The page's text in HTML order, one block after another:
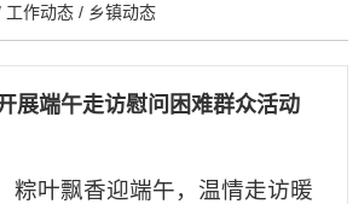
工作动态 / 乡镇动态
展端午走访慰问困难群众活动
粽叶飘香迎端午，温情走访暖